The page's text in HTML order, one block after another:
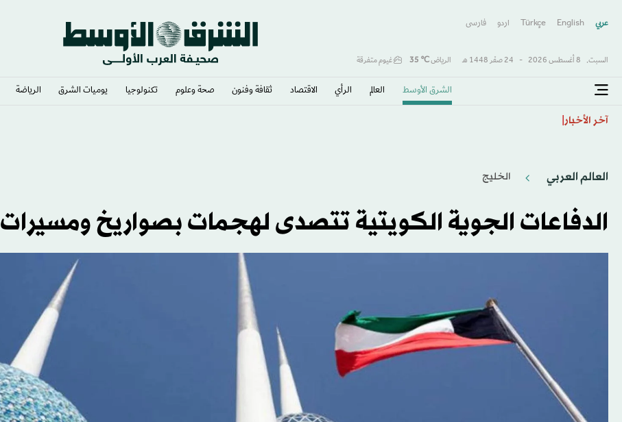
عربي English
Türkçe اردو فارسى
السبت, 8 أغسطس 2026 - 24 صفَر 1448 هـ الرياض℃
35 غيوم متفرقة
الشرق الأوسط​ العالم الرأي الاقتصاد ثقافة وفنون صحة وعلوم تكنولوجيا يوميات الشرق​ الرياضة
آخر الأخبار
العالم العربي الخليج
الدفاعات الجوية الكويتية تتصدى لهجمات بصواريخ ومسيرات